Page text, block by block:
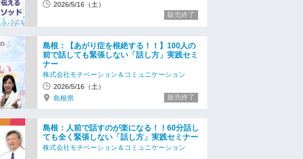
2026/5/16（土）
販売終了
島根：【あがり症を根絶する！！】100人の
前で話しても緊張しない「話し方」実践セミ
ナー
株式会社モチベーション＆コミュニケーション
2026/5/16（土）
島根県
販売終了
島根：人前で話すのが楽になる！！60分話し
ても全く緊張しない「話し方」実践セミナー
株式会社モチベーション＆コミュニケーション